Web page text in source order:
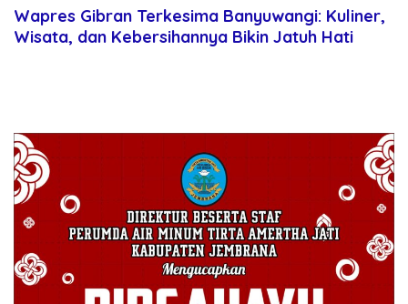
Juni 24, 2025
Wapres Gibran Terkesima Banyuwangi: Kuliner,
Wisata, dan Kebersihannya Bikin Jatuh Hati